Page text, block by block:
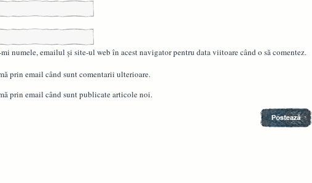
numele, emailul și site-ul web în acest navigator pentru data viitoare când o să comentez.
prin email când sunt comentarii ulterioare.
prin email când sunt publicate articole noi.